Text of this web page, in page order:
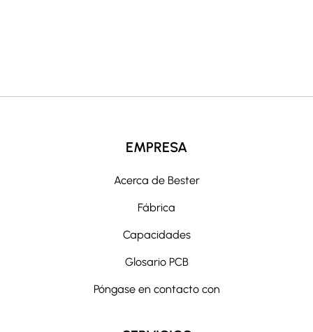
EMPRESA
Acerca de Bester
Fábrica
Capacidades
Glosario PCB
Póngase en contacto con